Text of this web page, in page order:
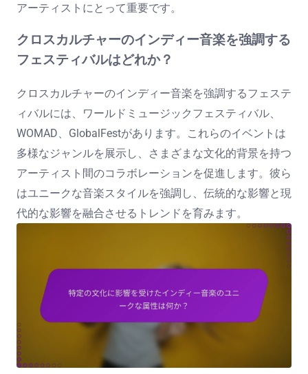
アーティストにとって重要です。
クロスカルチャーのインディー音楽を強調する
フェスティバルはどれか？
クロスカルチャーのインディー音楽を強調するフェステ
ィバルには、ワールドミュージックフェスティバル、
WOMAD、GlobalFestがあります。これらのイベントは
多様なジャンルを展示し、さまざまな文化的背景を持つ
アーティスト間のコラボレーションを促進します。彼ら
はユニークな音楽スタイルを強調し、伝統的な影響と現
代的な影響を融合させるトレンドを育みます。